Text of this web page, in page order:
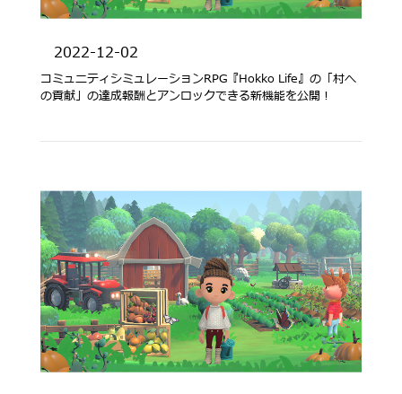
2022-12-02
コミュニティシミュレーションRPG『Hokko Life』の「村へ
の貢献」の達成報酬とアンロックできる新機能を公開！